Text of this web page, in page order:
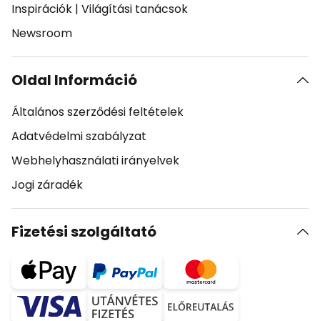
Inspirációk | Világítási tanácsok
Newsroom
Oldal Információ
Általános szerződési feltételek
Adatvédelmi szabályzat
Webhelyhasználati irányelvek
Jogi záradék
Fizetési szolgáltató